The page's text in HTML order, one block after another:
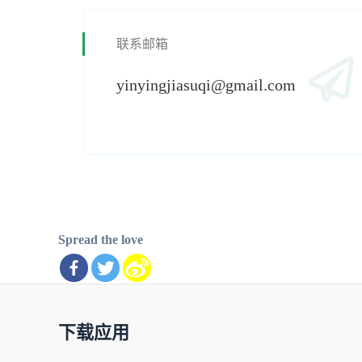
联系邮箱
yinyingjiasuqi@gmail.com
Spread the love
下载应用